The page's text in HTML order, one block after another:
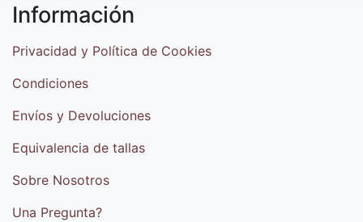
Información
Privacidad y Política de Cookies
Condiciones
Envíos y Devoluciones
Equivalencia de tallas
Sobre Nosotros
Una Pregunta?